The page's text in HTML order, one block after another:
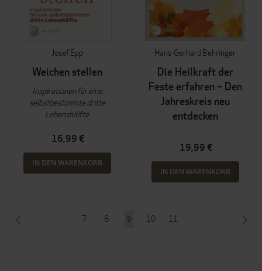
Josef Epp
Weichen stellen
Inspirationen für eine
selbstbestimmte dritte
Lebenshälfte
16,99 €
IN DEN WARENKORB
Hans-Gerhard Behringer
Die Heilkraft der
Feste erfahren – Den
Jahreskreis neu
entdecken
19,99 €
IN DEN WARENKORB
Seite
Seite
7 Seite
8
Sie
9 Seite
10 Seite
11